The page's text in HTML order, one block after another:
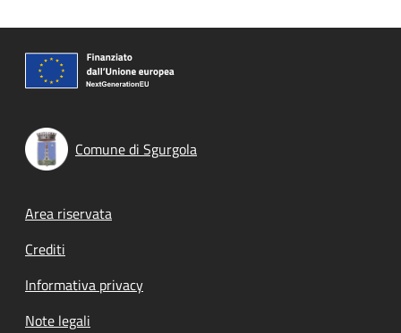
Comune di Sgurgola
Footer menu
Area riservata
Crediti
Informativa privacy
Note legali